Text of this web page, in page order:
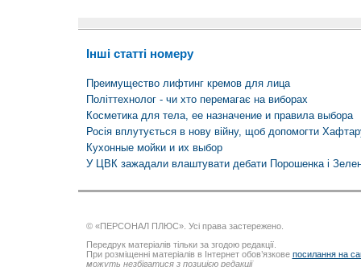
Інші статті номеру
Преимущество лифтинг кремов для лица
Політтехнолог - чи хто перемагає на виборах
Косметика для тела, ее назначение и правила выбора
Росія вплутується в нову війну, щоб допомогти
Кухонные мойки и их выбор
У ЦВК зажадали влаштувати дебати Порошенка і
© «ПЕРСОНАЛ ПЛЮС». Усі права застережено.
Передрук матеріалів тільки за згодою редакції.
При розміщенні матеріалів в Інтернет обов’язкове посилання на
можуть незбігатися з позицією редакції